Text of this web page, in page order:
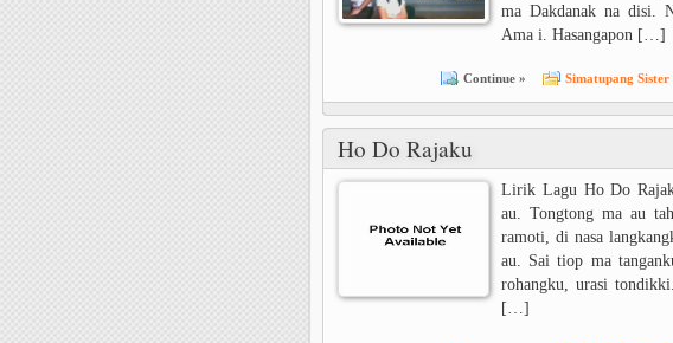
ma Dakdanak na disi.
Ama i. Hasangapon […]
Continue » Simatupang Sister
Ho Do Rajaku
Lirik Lagu Ho Do
au. Tongtong ma au
ramoti, di nasa
au. Sai tiop ma
rohangku, urasi
[…]